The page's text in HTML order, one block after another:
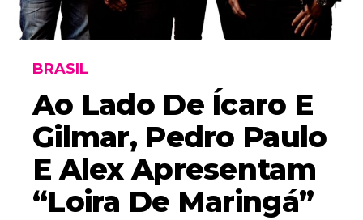
BRASIL
Ao Lado De Ícaro E
Gilmar, Pedro Paulo
E Alex Apresentam
“Loira De Maringá”